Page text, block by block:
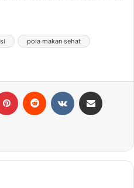
pola makan sehat